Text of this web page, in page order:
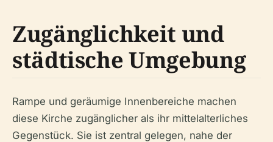
Zugänglichkeit und
städtische Umgebung
Rampe und geräumige Innenbereiche machen
diese Kirche zugänglicher als ihr mittelalterliches
Gegenstück. Sie ist zentral gelegen, nahe der